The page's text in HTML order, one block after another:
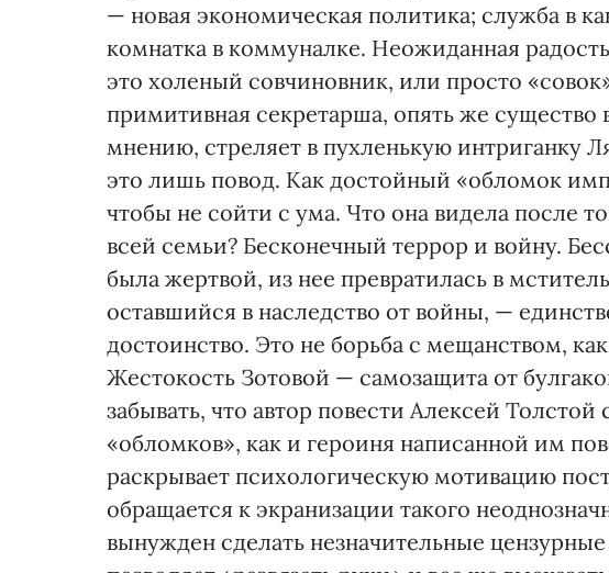
— новая экономическая политика; служба в
комнатка в коммуналке. Неожиданная
это холеный совчиновник, или просто
примитивная секретарша, опять же существо
мнению, стреляет в пухленькую интриганку
это лишь повод. Как достойный «обломок
чтобы не сойти с ума. Что она видела после
всей семьи? Бесконечный террор и войну.
была жертвой, из нее превратилась в
оставшийся в наследство от войны, —
достоинство. Это не борьба с мещанством,
Жестокость Зотовой — самозащита от
забывать, что автор повести Алексей
«обломков», как и героиня написанной им
раскрывает психологическую мотивацию
обращается к экранизации такого
вынужден сделать незначительные